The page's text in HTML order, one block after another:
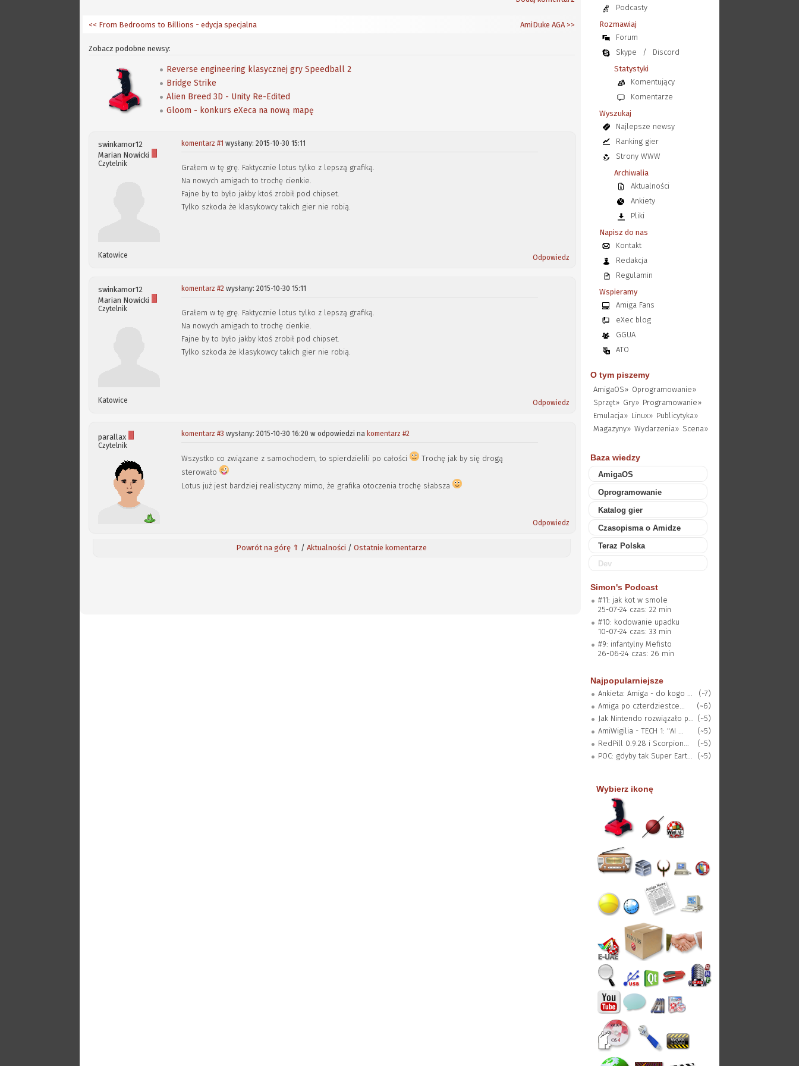
AmiDuke AGA>>
<< From Bedrooms to Billions - edycja specjalna
Zobacz podobne newsy:
Reverse engineering klasycznej gry Speedball 2
Bridge Strike
Alien Breed 3D - Unity Re-Edited
Gloom - konkurs eXeca na nową mapę
swinkamor12
Marian Nowicki
Czytelnik
Katowice
komentarz #1 wysłany: 2015-10-30 15:11
Grałem w tę grę. Faktycznie lotus tylko z lepszą grafiką.
Na nowych amigach to trochę cienkie.
Fajne by to było jakby ktoś zrobił pod chipset.
Tylko szkoda że klasykowcy takich gier nie robią.
Odpowiedz
swinkamor12
Marian Nowicki
Czytelnik
Katowice
komentarz #2 wysłany: 2015-10-30 15:11
Grałem w tę grę. Faktycznie lotus tylko z lepszą grafiką.
Na nowych amigach to trochę cienkie.
Fajne by to było jakby ktoś zrobił pod chipset.
Tylko szkoda że klasykowcy takich gier nie robią.
Odpowiedz
parallax
Czytelnik
komentarz #3 wysłany: 2015-10-30 16:20 w odpowiedzi na komentarz #2
Wszystko co związane z samochodem, to spierdzielili po całości
Trochę jak by się drogą
sterowało
Lotus już jest bardziej realistyczny mimo, że grafika otoczenia trochę słabsza
Odpowiedz
Powrót na górę ⇑ /Aktualności /Ostatnie komentarze
Podcasty
Rozmawiaj
Forum
Skype
/
Discord
Statystyki
Komentujący
Komentarze
Wyszukaj
Najlepsze newsy
Ranking gier
Strony WWW
Archiwalia
Aktualności
Ankiety
Pliki
Napisz do nas
Kontakt
Redakcja
Regulamin
Wspieramy
Amiga Fans
eXec blog
GGUA
ATO
O tym piszemy
AmigaOS» Oprogramowanie»
Sprzęt» Gry» Programowanie»
Emulacja» Linux» Publicytyka»
Magazyny» Wydarzenia» Scena»
Baza wiedzy
AmigaOS
Oprogramowanie
Katalog gier
Czasopisma o Amidze
Teraz Polska
Dev
Simon's Podcast
#11: jak kot w smole
25-07-24 czas: 22 min
#10: kodowanie upadku
10-07-24 czas: 33 min
#9: infantylny Mefisto
26-06-24 czas: 26 min
Najpopularniejsze
Ankieta: Amiga - do kogo ...
(~7)
Amiga po czterdziestce...
(~6)
Jak Nintendo rozwiązało p... (~5)
AmiWigilia - TECH 1: "AI ...
(~5)
RedPill 0.9.28 i Scorpion...
(~5)
POC: gdyby tak Super Eart...
(~5)
Wybierz ikonę